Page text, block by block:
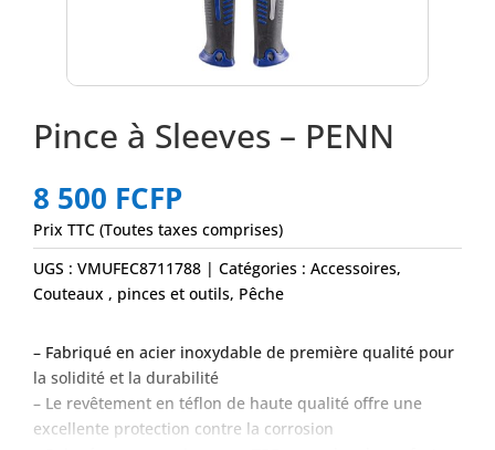
Pince à Sleeves – PENN
8 500 FCFP
Prix TTC (Toutes taxes comprises)
UGS :VMUFEC8711788 Catégories :Accessoires,
Couteaux , pinces et outils, Pêche
– Fabriqué en acier inoxydable de première qualité pour
la solidité et la durabilité
– Le revêtement en téflon de haute qualité offre une
excellente protection contre la corrosion